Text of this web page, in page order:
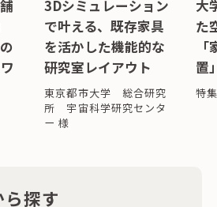
探す
3Dシミュレーション
で叶える、既存家具
を活かした機能的な
研究室レイアウト
東京都市大学 総合研究
所 宇宙科学研究センタ
ー 様
大
た
置
特